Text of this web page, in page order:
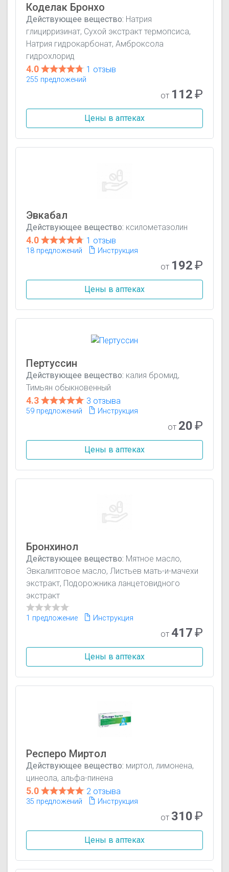
Коделак Бронхо
Действующее вещество: Натрия
глицирризинат, Сухой экстракт термопсиса,
Натрия гидрокарбонат, Амброксола
гидрохлорид
4.0 1 отзыв
255 предложений
от 112₽
Цены в аптеках
Эвкабал
Действующее вещество: ксилометазолин
4.0 1 отзыв
18 предложений Инструкция
от 192₽
Цены в аптеках
Пертуссин
Действующее вещество: калия бромид,
Тимьян обыкновенный
4.3 3 отзыва
59 предложений Инструкция
от 20₽
Цены в аптеках
Бронхинол
Действующее вещество: Мятное масло,
Эвкалиптовое масло, Листьев мать-и-мачехи
экстракт, Подорожника ланцетовидного
экстракт
1 предложение Инструкция
от 417₽
Цены в аптеках
Респеро Миртол
Действующее вещество: миртол, лимонена,
цинеола, альфа-пинена
5.0 2 отзыва
35 предложений Инструкция
от 310₽
Цены в аптеках